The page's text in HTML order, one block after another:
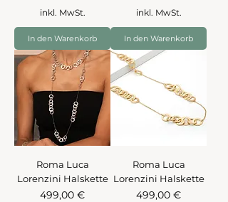
inkl. MwSt.
In den Warenkorb
inkl. MwSt.
In den Warenkorb
Roma Luca
Lorenzini Halskette
Preis
499,00 €
Roma Luca
Lorenzini Halskette
Preis
499,00 €